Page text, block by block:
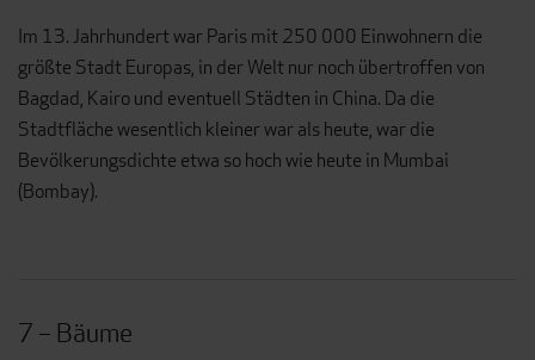
Im 13. Jahrhundert war Paris mit 250 000 Einwohnern die
größte Stadt Europas, in der Welt nur noch übertroffen von
Bagdad, Kairo und eventuell Städten in China. Da die
Stadtfläche wesentlich kleiner war als heute, war die
Bevölkerungsdichte etwa so hoch wie heute in Mumbai
(Bombay).
7 – Bäume